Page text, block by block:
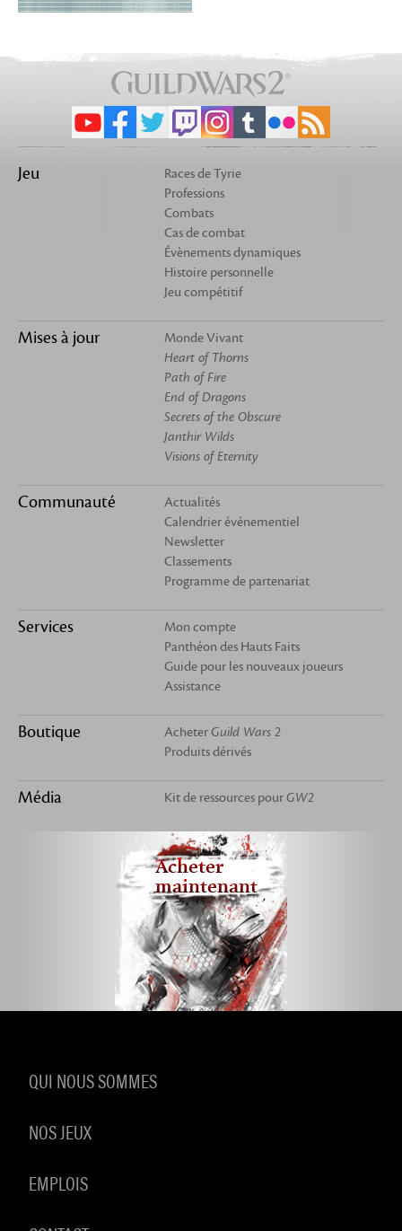
Jeu
Races de Tyrie
Professions
Combats
Cas de combat
Évènements dynamiques
Histoire personnelle
Jeu compétitif
Mises à jour
Monde Vivant
Heart of Thorns
Path of Fire
End of Dragons
Secrets of the Obscure
Janthir Wilds
Visions of Eternity
Communauté
Actualités
Calendrier événementiel
Newsletter
Classements
Programme de partenariat
Services
Mon compte
Panthéon des Hauts Faits
Guide pour les nouveaux joueurs
Assistance
Boutique AcheterGuild Wars 2
Produits dérivés
Média Kit de ressources pourGW2
Acheter
maintenant
QUI NOUS SOMMES
NOS JEUX
EMPLOIS